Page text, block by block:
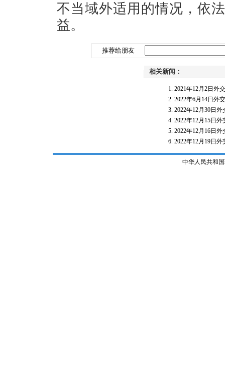
不当域外适用的情况，依
益。
推荐给朋友
相关新闻：
2021年12月2日外
2022年6月14日外
2022年12月30日
2022年12月15日
2022年12月16日
2022年12月19日
中华人民共和